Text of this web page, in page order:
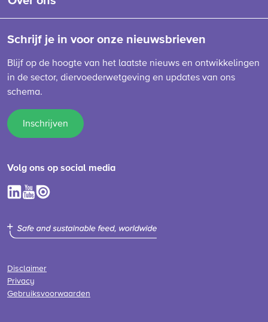
Schrijf je in voor onze nieuwsbrieven
Blijf op de hoogte van het laatste nieuws en ontwikkelingen
in de sector, diervoederwetgeving en updates van ons
schema.
Inschrijven
Volg ons op social media
Disclaimer
Privacy
Gebruiksvoorwaarden